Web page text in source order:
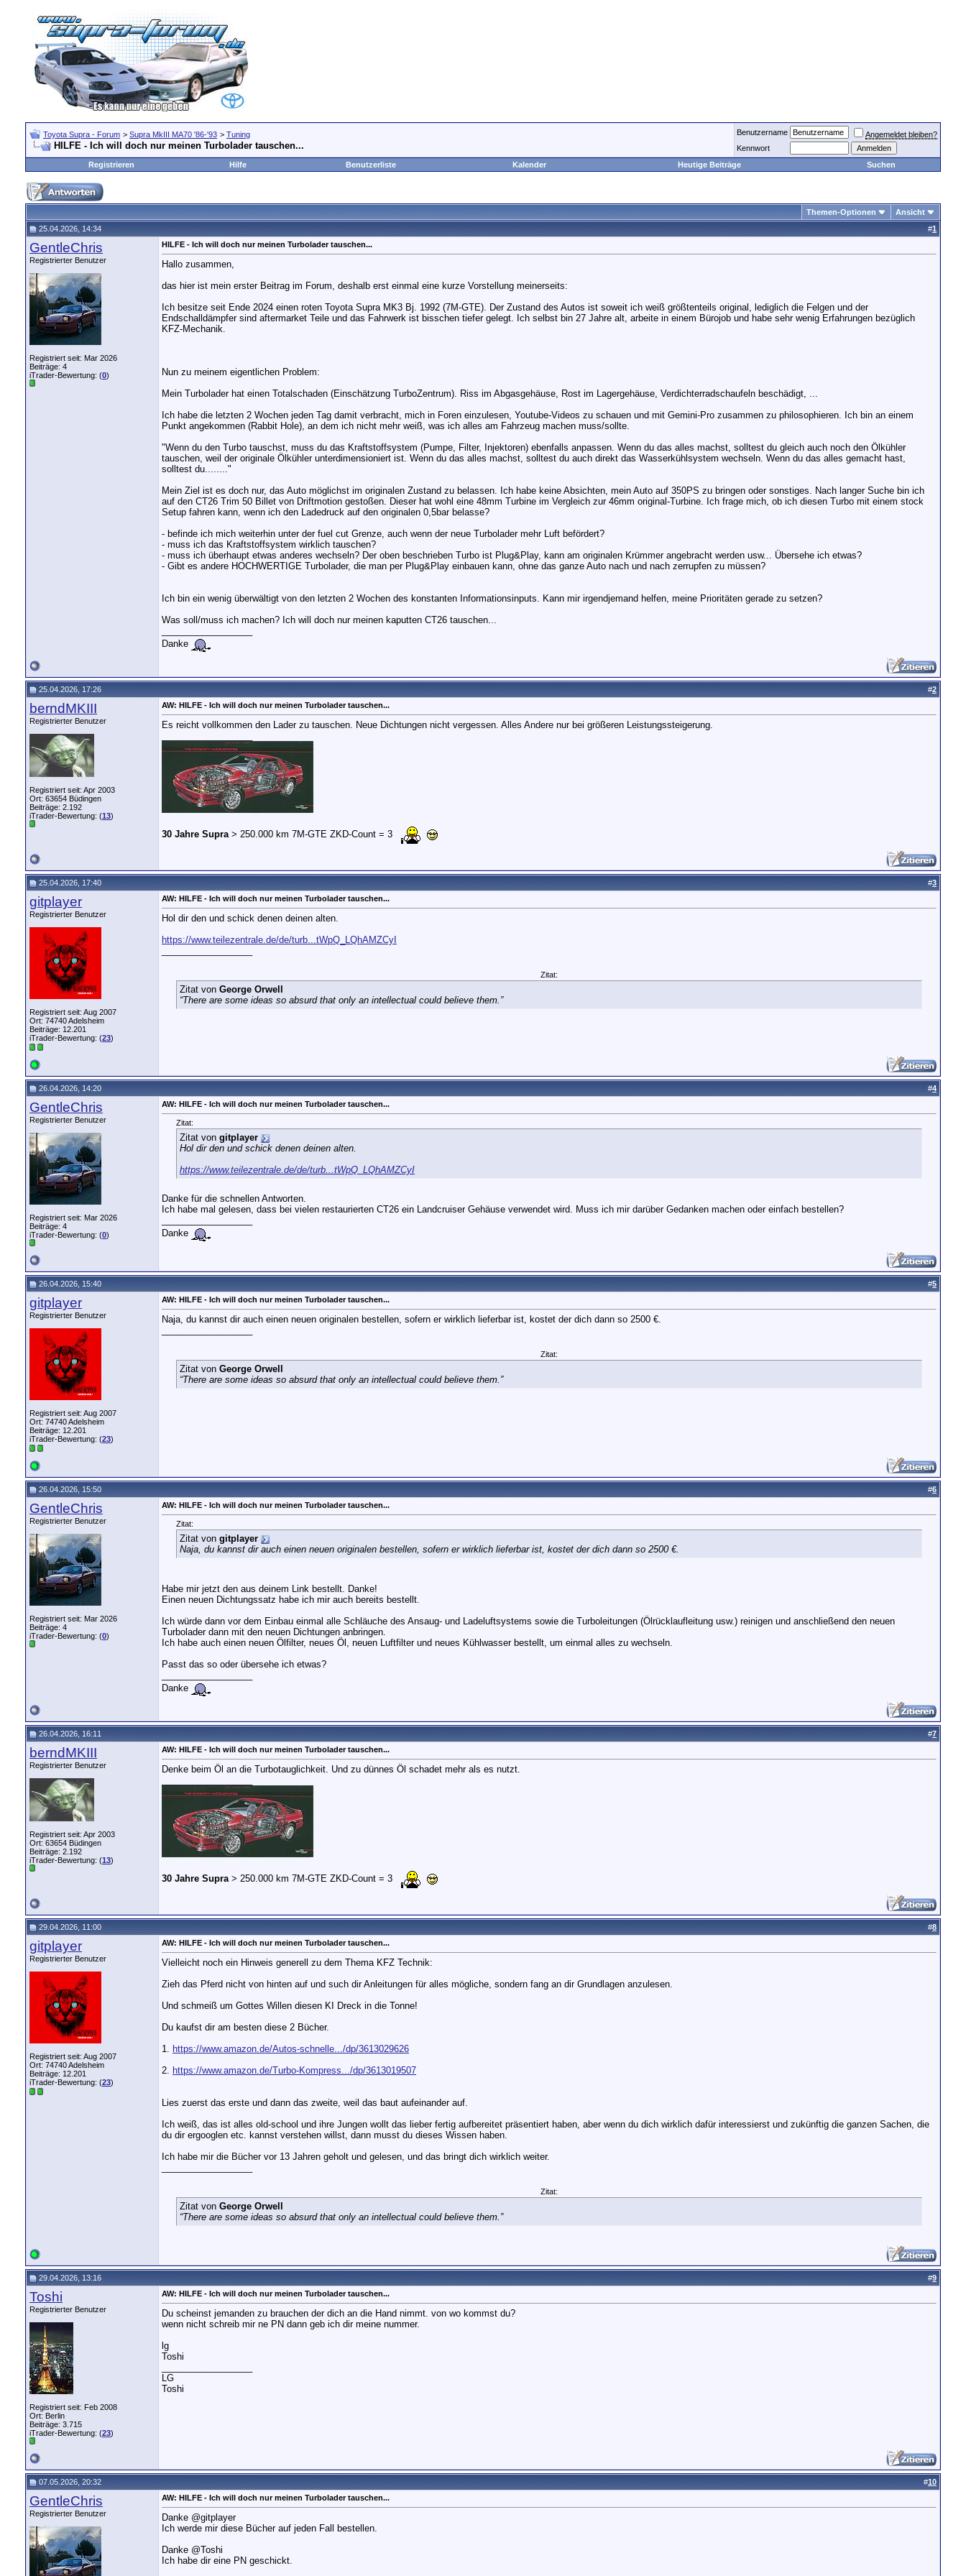
Toyota Supra - Forum > Supra MkIII MA70 '86-'93 > Tuning
HILFE - Ich will doch nur meinen Turbolader tauschen...
Benutzername
Angemeldet bleiben?
Kennwort
Registrieren
Hilfe Benutzerliste Kalender Heutige Beiträge Suchen
Themen-Optionen
Ansicht
25.04.2026, 14:34
#1
GentleChris
Registrierter Benutzer
Registriert seit: Mar 2026
Beiträge: 4
iTrader-Bewertung: (0)
HILFE - Ich will doch nur meinen Turbolader tauschen...
Hallo zusammen,
das hier ist mein erster Beitrag im Forum, deshalb erst einmal eine kurze Vorstellung meinerseits:
Ich besitze seit Ende 2024 einen roten Toyota Supra MK3 Bj. 1992 (7M-GTE). Der Zustand des Autos ist soweit ich weiß größtenteils original, lediglich die Felgen und der
Endschalldämpfer sind aftermarket Teile und das Fahrwerk ist bisschen tiefer gelegt. Ich selbst bin 27 Jahre alt, arbeite in einem Bürojob und habe sehr wenig Erfahrungen bezüglich
KFZ-Mechanik.
Nun zu meinem eigentlichen Problem:
Mein Turbolader hat einen Totalschaden (Einschätzung TurboZentrum). Riss im Abgasgehäuse, Rost im Lagergehäuse, Verdichterradschaufeln beschädigt, ...
Ich habe die letzten 2 Wochen jeden Tag damit verbracht, mich in Foren einzulesen, Youtube-Videos zu schauen und mit Gemini-Pro zusammen zu philosophieren. Ich bin an einem
Punkt angekommen (Rabbit Hole), an dem ich nicht mehr weiß, was ich alles am Fahrzeug machen muss/sollte.
"Wenn du den Turbo tauschst, muss du das Kraftstoffsystem (Pumpe, Filter, Injektoren) ebenfalls anpassen. Wenn du das alles machst, solltest du gleich auch noch den Ölkühler
tauschen, weil der originale Ölkühler unterdimensioniert ist. Wenn du das alles machst, solltest du auch direkt das Wasserkühlsystem wechseln. Wenn du das alles gemacht hast,
solltest du........"
Mein Ziel ist es doch nur, das Auto möglichst im originalen Zustand zu belassen. Ich habe keine Absichten, mein Auto auf 350PS zu bringen oder sonstiges. Nach langer Suche bin ich
auf den CT26 Trim 50 Billet von Driftmotion gestoßen. Dieser hat wohl eine 48mm Turbine im Vergleich zur 46mm original-Turbine. Ich frage mich, ob ich diesen Turbo mit einem stock
Setup fahren kann, wenn ich den Ladedruck auf den originalen 0,5bar belasse?
- befinde ich mich weiterhin unter der fuel cut Grenze, auch wenn der neue Turbolader mehr Luft befördert?
- muss ich das Kraftstoffsystem wirklich tauschen?
- muss ich überhaupt etwas anderes wechseln? Der oben beschrieben Turbo ist Plug&Play, kann am originalen Krümmer angebracht werden usw... Übersehe ich etwas?
- Gibt es andere HOCHWERTIGE Turbolader, die man per Plug&Play einbauen kann, ohne das ganze Auto nach und nach zerrupfen zu müssen?
Ich bin ein wenig überwältigt von den letzten 2 Wochen des konstanten Informationsinputs. Kann mir irgendjemand helfen, meine Prioritäten gerade zu setzen?
Was soll/muss ich machen? Ich will doch nur meinen kaputten CT26 tauschen...
Danke
25.04.2026, 17:26 #2
berndMKIII
Registrierter Benutzer
Registriert seit: Apr 2003
Ort: 63654 Büdingen
Beiträge: 2.192
iTrader-Bewertung: (13)
AW: HILFE - Ich will doch nur meinen Turbolader tauschen...
Es reicht vollkommen den Lader zu tauschen. Neue Dichtungen nicht vergessen. Alles Andere nur bei größeren Leistungssteigerung.
30 Jahre Supra > 250.000 km 7M-GTE ZKD-Count = 3
25.04.2026, 17:40 #3
gitplayer
Registrierter Benutzer
Registriert seit: Aug 2007
Ort: 74740 Adelsheim
Beiträge: 12.201
iTrader-Bewertung: (23)
AW: HILFE - Ich will doch nur meinen Turbolader tauschen...
Hol dir den und schick denen deinen alten.
https://www.teilezentrale.de/de/turb...tWpQ_LQhAMZCyI
Zitat:
Zitat von George Orwell
“There are some ideas so absurd that only an intellectual could believe them.”
26.04.2026, 14:20 #4
GentleChris
Registrierter Benutzer
Registriert seit: Mar 2026
Beiträge: 4
iTrader-Bewertung: (0)
AW: HILFE - Ich will doch nur meinen Turbolader tauschen...
Zitat:
Zitat von gitplayer
Hol dir den und schick denen deinen alten.
https://www.teilezentrale.de/de/turb...tWpQ_LQhAMZCyI
Danke für die schnellen Antworten.
Ich habe mal gelesen, dass bei vielen restaurierten CT26 ein Landcruiser Gehäuse verwendet wird. Muss ich mir darüber Gedanken machen oder einfach bestellen?
Danke
26.04.2026, 15:40 #5
gitplayer
Registrierter Benutzer
Registriert seit: Aug 2007
Ort: 74740 Adelsheim
Beiträge: 12.201
iTrader-Bewertung: (23)
AW: HILFE - Ich will doch nur meinen Turbolader tauschen...
Naja, du kannst dir auch einen neuen originalen bestellen, sofern er wirklich lieferbar ist, kostet der dich dann so 2500 €.
Zitat:
Zitat von George Orwell
“There are some ideas so absurd that only an intellectual could believe them.”
26.04.2026, 15:50 #6
GentleChris
Registrierter Benutzer
Registriert seit: Mar 2026
Beiträge: 4
iTrader-Bewertung: (0)
AW: HILFE - Ich will doch nur meinen Turbolader tauschen...
Zitat:
Zitat von gitplayer
Naja, du kannst dir auch einen neuen originalen bestellen, sofern er wirklich lieferbar ist, kostet der dich dann so 2500 €.
Habe mir jetzt den aus deinem Link bestellt. Danke!
Einen neuen Dichtungssatz habe ich mir auch bereits bestellt.
Ich würde dann vor dem Einbau einmal alle Schläuche des Ansaug- und Ladeluftsystems sowie die Turboleitungen (Ölrücklaufleitung usw.) reinigen und anschließend den neuen
Turbolader dann mit den neuen Dichtungen anbringen.
Ich habe auch einen neuen Ölfilter, neues Öl, neuen Luftfilter und neues Kühlwasser bestellt, um einmal alles zu wechseln.
Passt das so oder übersehe ich etwas?
Danke
26.04.2026, 16:11 #7
berndMKIII
Registrierter Benutzer
Registriert seit: Apr 2003
Ort: 63654 Büdingen
Beiträge: 2.192
iTrader-Bewertung: (13)
AW: HILFE - Ich will doch nur meinen Turbolader tauschen...
Denke beim Öl an die Turbotauglichkeit. Und zu dünnes Öl schadet mehr als es nutzt.
30 Jahre Supra > 250.000 km 7M-GTE ZKD-Count = 3
29.04.2026, 11:00 #8
gitplayer
Registrierter Benutzer
Registriert seit: Aug 2007
Ort: 74740 Adelsheim
Beiträge: 12.201
iTrader-Bewertung: (23)
AW: HILFE - Ich will doch nur meinen Turbolader tauschen...
Vielleicht noch ein Hinweis generell zu dem Thema KFZ Technik:
Zieh das Pferd nicht von hinten auf und such dir Anleitungen für alles mögliche, sondern fang an dir Grundlagen anzulesen.
Und schmeiß um Gottes Willen diesen KI Dreck in die Tonne!
Du kaufst dir am besten diese 2 Bücher.
1. https://www.amazon.de/Autos-schnelle.../dp/3613029626
2. https://www.amazon.de/Turbo-Kompress.../dp/3613019507
Lies zuerst das erste und dann das zweite, weil das baut aufeinander auf.
Ich weiß, das ist alles old-school und ihre Jungen wollt das lieber fertig aufbereitet präsentiert haben, aber wenn du dich wirklich dafür interessierst und zukünftig die ganzen Sachen, die
du dir ergooglen etc. kannst verstehen willst, dann musst du dieses Wissen haben.
Ich habe mir die Bücher vor 13 Jahren geholt und gelesen, und das bringt dich wirklich weiter.
Zitat:
Zitat von George Orwell
“There are some ideas so absurd that only an intellectual could believe them.”
29.04.2026, 13:16 #9
Toshi
Registrierter Benutzer
Registriert seit: Feb 2008
Ort: Berlin
Beiträge: 3.715
iTrader-Bewertung: (23)
AW: HILFE - Ich will doch nur meinen Turbolader tauschen...
Du scheinst jemanden zu brauchen der dich an die Hand nimmt. von wo kommst du?
wenn nicht schreib mir ne PN dann geb ich dir meine nummer.
lg
Toshi
LG
Toshi
07.05.2026, 20:32 #10
GentleChris
Registrierter Benutzer
AW: HILFE - Ich will doch nur meinen Turbolader tauschen...
Danke @gitplayer
Ich werde mir diese Bücher auf jeden Fall bestellen.
Danke @Toshi
Ich habe dir eine PN geschickt.